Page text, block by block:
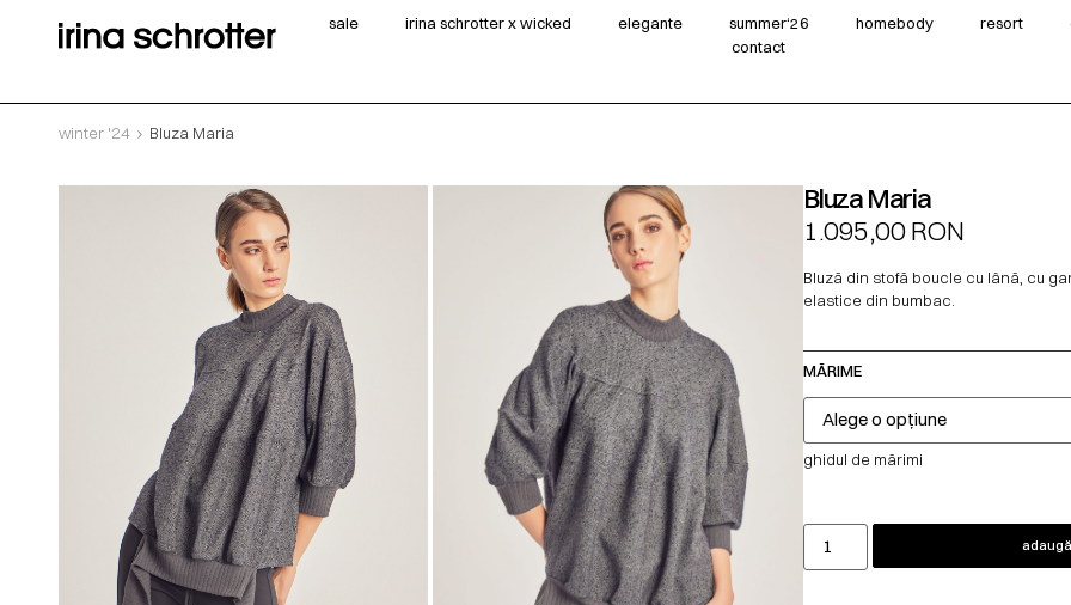
sale irina schrotter x wicked elegante summer‘26 homebody resort
contact
winter '24 Bluza Maria
Bluza Maria
1.095,00RON
Bluză din stofă boucle cu lână, cu
elastice din bumbac.
MĂRIME
ghidul de mărimi